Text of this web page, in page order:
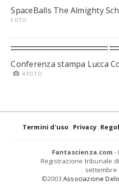
SpaceBalls The Almighty
FOTO
Conferenza stampa Lucca
4 FOTO
Termini d'uso Privacy
Fantascienza.com -
Registrazione tribunale
settembre
©2003 Associazione